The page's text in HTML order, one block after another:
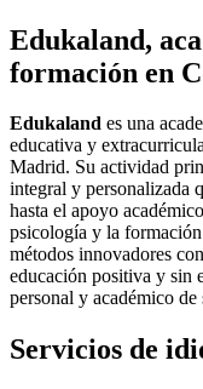
Edukaland,
formación en
Edukaland es una
educativa y
Madrid. Su actividad
integral y personalizada
hasta el apoyo
psicología y la
métodos innovadores
educación positiva y sin
personal y académico de
Servicios de